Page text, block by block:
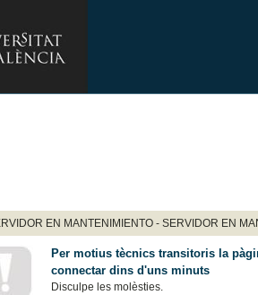
EN MANTENIMIENTO - SERVIDOR EN
Per motius tècnics transitoris la
connectar dins d'uns minuts
Disculpe les molèsties.